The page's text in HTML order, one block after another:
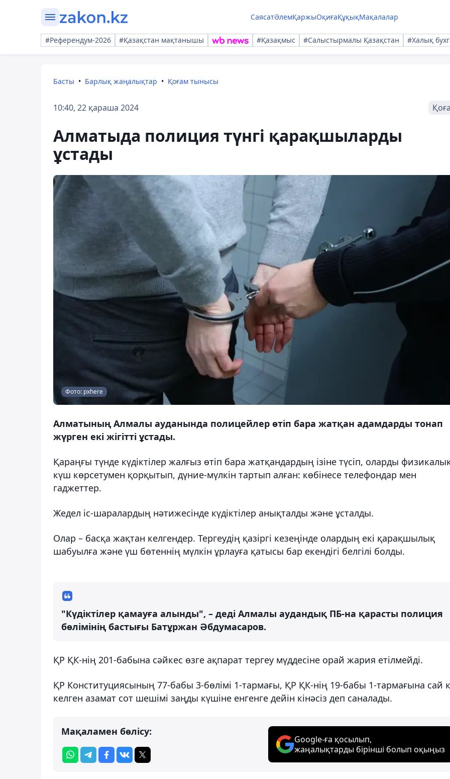
СаясатӘлемҚаржыОқиғаҚұқықМақалалар
#Референдум-2026 #Қазақстан мақтанышы #Қазақмыс #Салыстырмалы Қазақстан #Халық
Басты Барлық жаңалықтар Қоғам тынысы
10:40, 22 қараша 2024
Алматыда полиция түнгі қарақшыларды
ұстады
Фото: pxhere
Алматының Алмалы ауданында полицейлер өтіп бара жатқан адамдарды тонап
жүрген екі жігітті ұстады.
Қараңғы түнде күдіктілер жалғыз өтіп бара жатқандардың ізіне түсіп, оларды
күш көрсетумен қорқытып, дүние-мүлкін тартып алған: көбінесе телефондар мен
гаджеттер.
Жедел іс-шаралардың нәтижесінде күдіктілер анықталды және ұсталды.
Олар – басқа жақтан келгендер. Тергеудің қазіргі кезеңінде олардың екі қарақшылық
шабуылға және үш бөтеннің мүлкін ұрлауға қатысы бар екендігі белгілі болды.
"Күдіктілер қамауға алынды", – деді Алмалы аудандық ПБ-на қарасты полиция
бөлімінің бастығы Батұржан Әбдумасаров.
ҚР ҚК-нің 201-бабына сәйкес өзге ақпарат тергеу мүддесіне орай жария етілмейді.
ҚР Конституциясының 77-бабы 3-бөлімі 1-тармағы, ҚР ҚК-нің 19-бабы 1-тармағына сай
келген азамат сот шешімі заңды күшіне енгенге дейін кінәсіз деп саналады.
Мақаламен бөлісу:
Google-ға қосылып,
жаңалықтарды бірінші болып оқыңыз